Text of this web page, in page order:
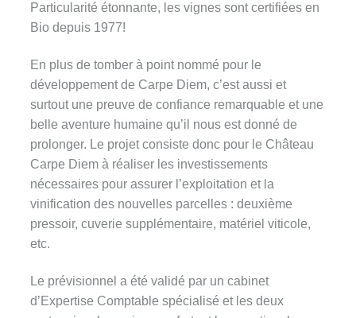
Particularité étonnante, les vignes sont certifiées en
Bio depuis 1977!
En plus de tomber à point nommé pour le
développement de Carpe Diem, c’est aussi et
surtout une preuve de confiance remarquable et une
belle aventure humaine qu’il nous est donné de
prolonger. Le projet consiste donc pour le Château
Carpe Diem à réaliser les investissements
nécessaires pour assurer l’exploitation et la
vinification des nouvelles parcelles : deuxième
pressoir, cuverie supplémentaire, matériel viticole,
etc.
Le prévisionnel a été validé par un cabinet
d’Expertise Comptable spécialisé et les deux